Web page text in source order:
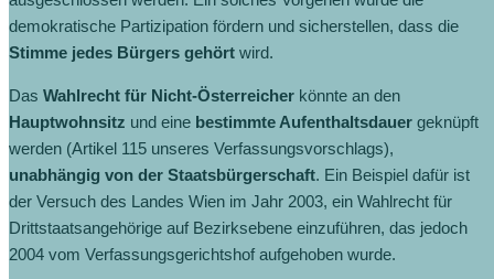
demokratische Partizipation fördern und sicherstellen, dass die
Stimme jedes Bürgers gehört wird.
Das Wahlrecht für Nicht-Österreicher könnte an den
Hauptwohnsitz und eine bestimmte Aufenthaltsdauer geknüpft
werden (Artikel 115 unseres Verfassungsvorschlags),
unabhängig von der Staatsbürgerschaft. Ein Beispiel dafür ist
der Versuch des Landes Wien im Jahr 2003, ein Wahlrecht für
Drittstaatsangehörige auf Bezirksebene einzuführen, das jedoch
2004 vom Verfassungsgerichtshof aufgehoben wurde.